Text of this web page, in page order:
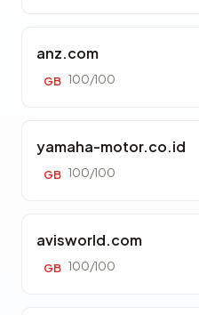
anz.com
GB 100/100
yamaha-motor.co.id
GB 100/100
avisworld.com
GB 100/100